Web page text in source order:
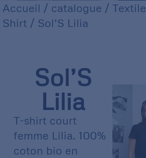
Accueil / catalogue / Textile
Shirt / Sol’S Lilia
Sol’S
Lilia
T-shirt court
femme Lilia. 100%
coton bio en